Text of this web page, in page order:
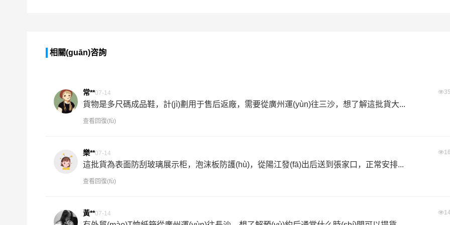
相關(guān)咨詢
常**07-14 35
貨物是多尺碼成品鞋，計(jì)劃用于售后返廠，需要從廣州運(yùn)往三沙，想了解這批貨大...
查看回復(fù)
樂**07-14 16
這批貨為表面防刮玻璃展示柜，泡沫板防護(hù)，從陽江發(fā)出后送到張家口，正常安排...
查看回復(fù)
黃**07-14